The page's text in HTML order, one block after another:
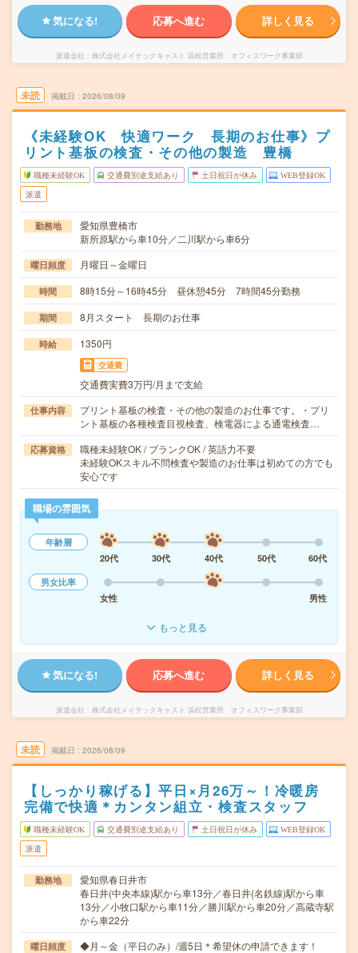
気になる! 応募へ進む 詳しく見る
派遣会社 株式会社メイテックキャスト 浜松営業所 オフィスワーク事業部
未読 掲載日 2026/08/09
《未経験OK 快適ワーク 長期のお仕事》プ
リント基板の検査・その他の製造 豊橋
職種未経験OK 交通費別途支給あり 土日祝日が休み WEB登録OK
派遣
勤務地
愛知県豊橋市
新所原駅から車10分／二川駅から車6分
曜日頻度 月曜日～金曜日
時間 8時15分～16時45分 昼休憩45分 7時間45分勤務
期間 8月スタート 長期のお仕事
時給 1350円
交通費
交通費実費3万円/月まで支給
仕事内容
プリント基板の検査・その他の製造のお仕事です。・プリ
ント基板の各種検査目視検査、検電器による通電検査…
応募資格
職種未経験OK / ブランクOK / 英語力不要
未経験OKスキル不問検査や製造のお仕事は初めての方でも
安心です
職場の雰囲気
年齢層
20代
30代 40代 50代
60代
男女比率
女性
男性
もっと見る
気になる! 応募へ進む 詳しく見る
派遣会社 株式会社メイテックキャスト 浜松営業所 オフィスワーク事業部
未読 掲載日 2026/08/09
【しっかり稼げる】平日×月26万～！冷暖房
完備で快適＊カンタン組立・検査スタッフ
職種未経験OK 交通費別途支給あり 土日祝日が休み WEB登録OK
派遣
勤務地
愛知県春日井市
春日井(中央本線)駅から車13分／春日井(名鉄線)駅から車
13分／小牧口駅から車11分／勝川駅から車20分／高蔵寺駅
から車22分
曜日頻度 ◆月～金（平日のみ）/週5日＊希望休の申請できます！